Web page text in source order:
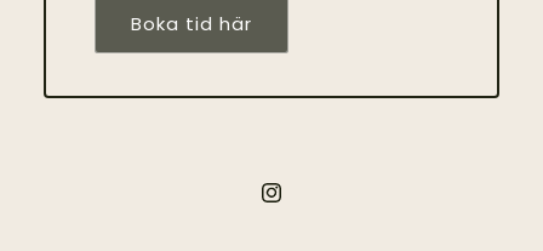
Boka tid här
Instagram